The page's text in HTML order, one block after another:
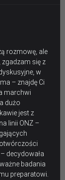
rozmowę, ale
się z
w
– znajdę Ci
marchwi
dużo
jest z
linii ONZ –
decydowała
badania
preparatowi.